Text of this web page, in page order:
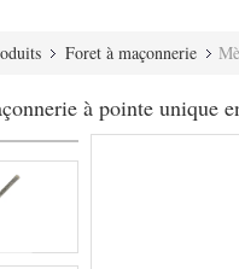
Foret à maçonnerie
à pointe unique